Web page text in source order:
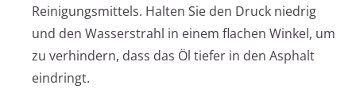
Reinigungsmittels. Halten Sie den Druck niedrig
und den Wasserstrahl in einem flachen Winkel, um
zu verhindern, dass das Öl tiefer in den Asphalt
eindringt.